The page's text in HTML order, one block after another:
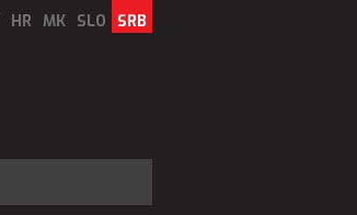
HR MK SLO SRB